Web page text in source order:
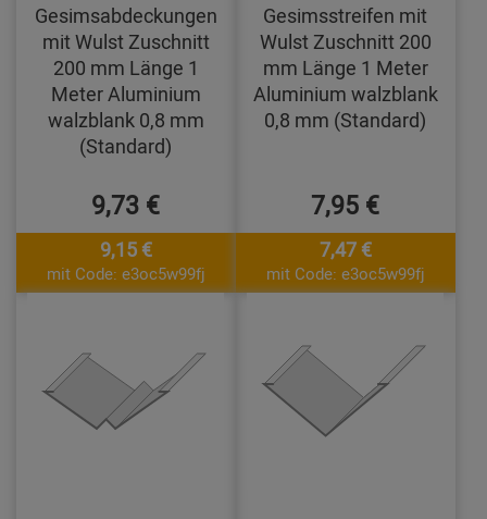
Gesimsabdeckungen
mit Wulst Zuschnitt
200 mm Länge 1
Meter Aluminium
walzblank 0,8 mm
(Standard)
9,73 €
9,15 €
mit Code: e3oc5w99fj
Gesimsstreifen mit
Wulst Zuschnitt 200
mm Länge 1 Meter
Aluminium walzblank
0,8 mm (Standard)
7,95 €
7,47 €
mit Code: e3oc5w99fj